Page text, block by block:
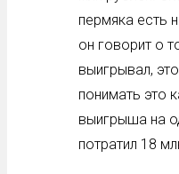
пермяка есть
он говорит о
выигрывал,
понимать это
выигрыша на
потратил 18